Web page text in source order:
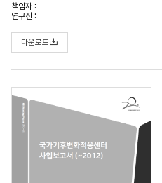
책임자 :
연구진 :
다운로드